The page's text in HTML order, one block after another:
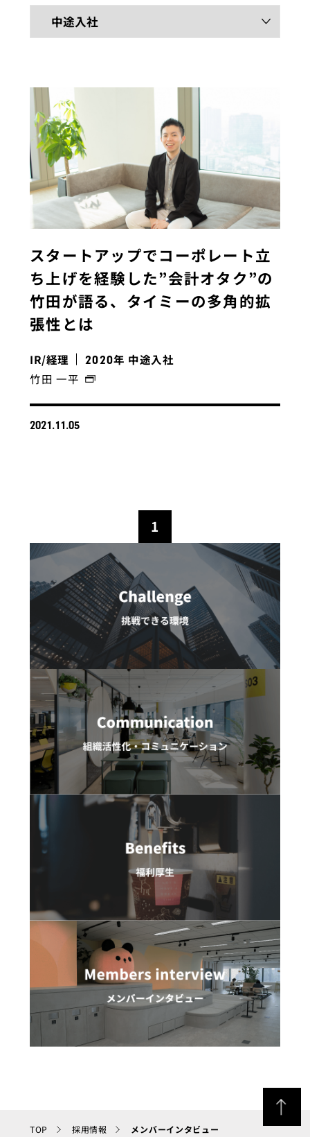
スタートアップでコーポレート立
ち上げを経験した”会計オタク”の
竹田が語る、タイミーの多角的拡
張性とは
IR/経理 2020年 中途入社
竹田 一平
2021.11.05
1
TOP 採用情報 メンバーインタビュー